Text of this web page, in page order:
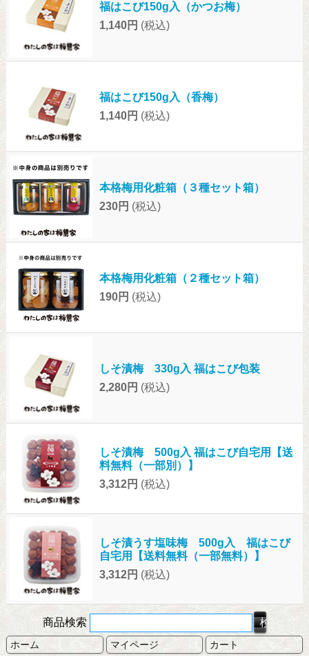
福はこび150g入（かつお梅）
1,140円 (税込)
福はこび150g入（香梅）
1,140円 (税込)
本格梅用化粧箱（３種セット箱）
230円 (税込)
本格梅用化粧箱（２種セット箱）
190円 (税込)
しそ漬梅 330g入 福はこび包装
2,280円 (税込)
しそ漬梅 500g入 福はこび自宅用【送
料無料（一部別）】
3,312円 (税込)
しそ漬うす塩味梅 500g入 福はこび
自宅用【送料無料（一部無料）】
3,312円 (税込)
商品検索
ホーム マイページ カート